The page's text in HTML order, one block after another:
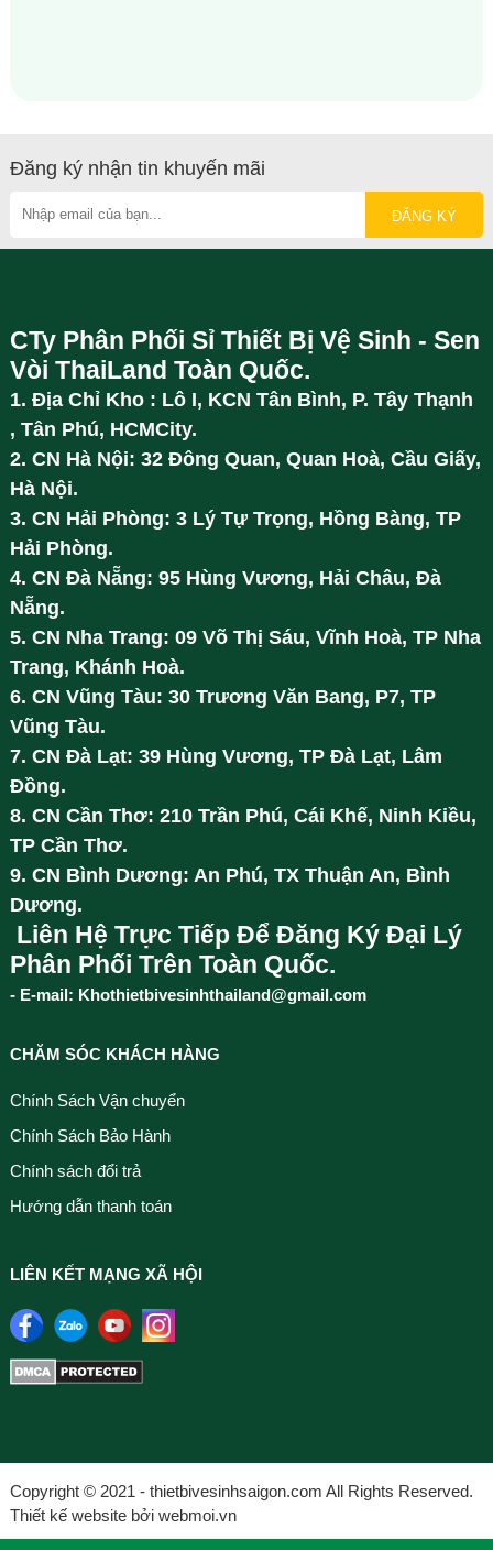
Đăng ký nhận tin khuyến mãi
CTy Phân Phối Sỉ Thiết Bị Vệ Sinh - Sen
Vòi ThaiLand Toàn Quốc.
1. Địa Chỉ Kho : Lô I, KCN Tân Bình, P. Tây Thạnh
, Tân Phú, HCMCity.
2. CN Hà Nội: 32 Đông Quan, Quan Hoà, Cầu Giấy,
Hà Nội.
3. CN Hải Phòng: 3 Lý Tự Trọng, Hồng Bàng, TP
Hải Phòng.
4. CN Đà Nẵng: 95 Hùng Vương, Hải Châu, Đà
Nẵng.
5. CN Nha Trang: 09 Võ Thị Sáu, Vĩnh Hoà, TP Nha
Trang, Khánh Hoà.
6. CN Vũng Tàu: 30 Trương Văn Bang, P7, TP
Vũng Tàu.
7. CN Đà Lạt: 39 Hùng Vương, TP Đà Lạt, Lâm
Đồng.
8. CN Cần Thơ: 210 Trần Phú, Cái Khế, Ninh Kiều,
TP Cần Thơ.
9. CN Bình Dương: An Phú, TX Thuận An, Bình
Dương.
Liên Hệ Trực Tiếp Để Đăng Ký Đại Lý
Phân Phối Trên Toàn Quốc.
- E-mail: Khothietbivesinhthailand@gmail.com
CHĂM SÓC KHÁCH HÀNG
Chính Sách Vận chuyển
Chính Sách Bảo Hành
Chính sách đổi trả
Hướng dẫn thanh toán
LIÊN KẾT MẠNG XÃ HỘI
Copyright © 2021 - thietbivesinhsaigon.com All Rights Reserved.
Thiết kế website bởi webmoi.vn